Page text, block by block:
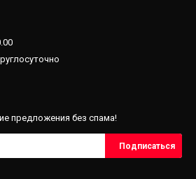
предложения без спама!